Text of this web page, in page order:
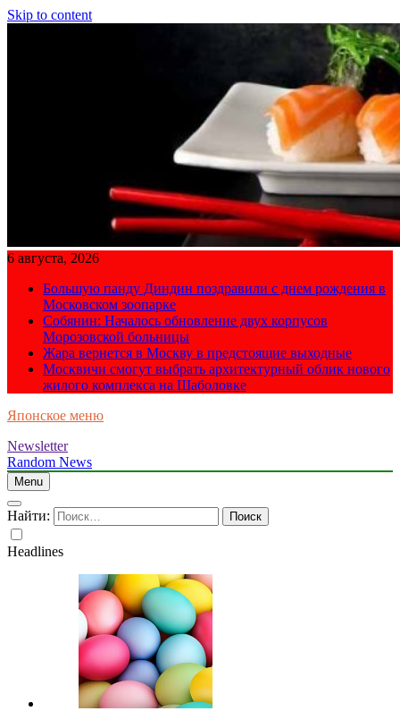
Skip to content
6 августа, 2026
Большую панду Диндин поздравили с днем рождения в
Московском зоопарке
Собянин: Началось обновление двух корпусов
Морозовской больницы
Жара вернется в Москву в предстоящие выходные
Москвичи смогут выбрать архитектурный облик нового
жилого комплекса на Шаболовке
Японское меню
Newsletter
Random News
Menu
Найти:
Headlines